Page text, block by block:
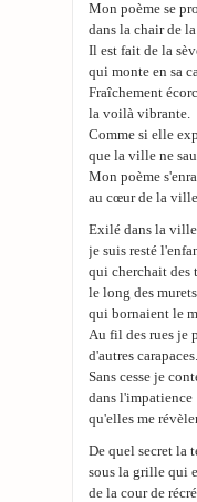
Mon poème se
dans la chair de
Il est fait de la
qui monte en sa
Fraîchement
la voilà vibrante.
Comme si elle
que la ville ne
Mon poème
au cœur de la
Exilé dans la ville
je suis resté
qui cherchait des
le long des murets
qui bornaient le
Au fil des rues je
d'autres carapaces.
Sans cesse je
dans l'impatience
qu'elles me
De quel secret la
sous la grille qui
de la cour de